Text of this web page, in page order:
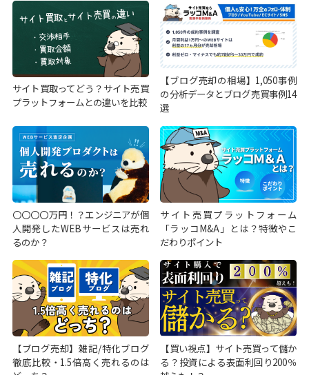
サイト買取ってどう？サイト売買
プラットフォームとの違いを比較
【ブログ売却の相場】1,050事例
の分析データとブログ売買事例14
選
〇〇〇〇万円！？エンジニアが個
人開発したWEBサービスは売れ
るのか？
サイト売買プラットフォーム
「ラッコM&A」とは？特徴やこ
だわりポイント
【ブログ売却】雑記/特化ブログ
徹底比較・1.5倍高く売れるのは
【買い視点】サイト売買って儲か
る？投資による表面利回り200％